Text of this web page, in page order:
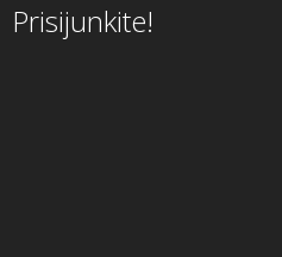
Prisijunkite!